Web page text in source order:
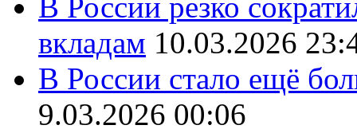
В России резко
вкладам 10.03.2026
В России стало ещё
9.03.2026 00:06